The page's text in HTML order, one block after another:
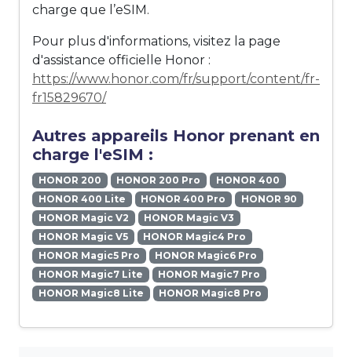
charge que l’eSIM.
Pour plus d'informations, visitez la page
d'assistance officielle Honor :
https://www.honor.com/fr/support/content/fr-
fr15829670/
Autres appareils Honor prenant en
charge l'eSIM :
HONOR 200 HONOR 200 Pro
HONOR 400
HONOR 400 Lite
HONOR 400 Pro
HONOR 90
HONOR Magic V2
HONOR Magic V3
HONOR Magic V5
HONOR Magic4 Pro
HONOR Magic5 Pro
HONOR Magic6 Pro
HONOR Magic7 Lite
HONOR Magic7 Pro
HONOR Magic8 Lite
HONOR Magic8 Pro